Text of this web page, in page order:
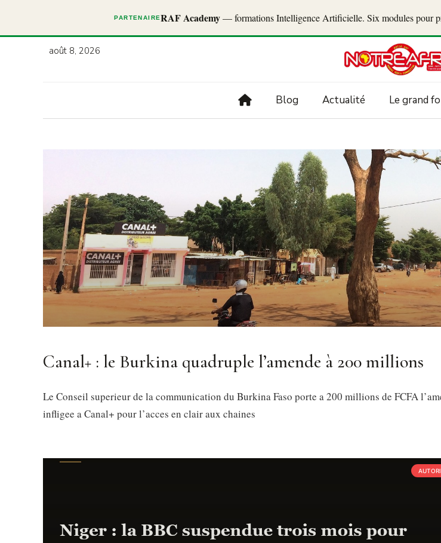
PARTENAIRERAF Academy— formations Intelligence Artificielle. Six modules pour
août 8, 2026
Blog Actualité Le grand
Canal+ : le Burkina quadruple l’amende à 200 millions
Le Conseil superieur de la communication du Burkina Faso porte a 200 millions de FCFA
infligee a Canal+ pour l’acces en clair aux chaines